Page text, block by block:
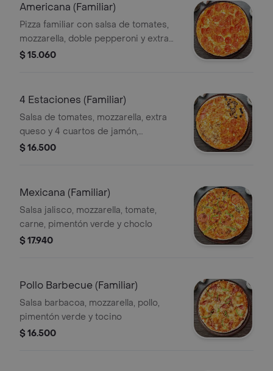
Americana (Familiar)
Pizza familiar con salsa de tomates,
mozzarella, doble pepperoni y extra
queso.
$ 15.060
4 Estaciones (Familiar)
Salsa de tomates, mozzarella, extra
queso y 4 cuartos de jamón,
champiñon, aceitunas negras y
$ 16.500
Mexicana (Familiar)
Salsa jalisco, mozzarella, tomate,
carne, pimentón verde y choclo
$ 17.940
Pollo Barbecue (Familiar)
Salsa barbacoa, mozzarella, pollo,
pimentón verde y tocino
$ 16.500